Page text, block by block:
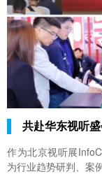
共赴华东视听
作为北京视听展
为行业趋势研判、案